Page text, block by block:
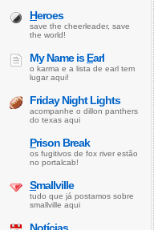
Heroes
save the cheerleader, save
the world!
My Name isEarl
o karma e a lista de earl tem
lugar aqui!
Friday Night Lights
acompanhe o dillon panthers
do texas aqui
Prison Break
os fugitivos de fox river estão
no portalcab!
Smallville
tudo que já postamos sobre
smallville aqui